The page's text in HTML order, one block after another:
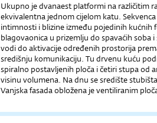
Ukupno je dvanaest platformi na različitim
ekvivalentna jednom cijelom katu.
intimnosti i blizine između pojedinih kućnih
blagovaonica u prizemlju do spavaćih soba
vodi do aktivacije određenih prostorija
središnju komunikaciju. Tu drvenu kuću
spiralno postavljenih ploča i četiri stupa od
visinu volumena. Na dnu se središte
Vanjska fasada obložena je ventiliranim